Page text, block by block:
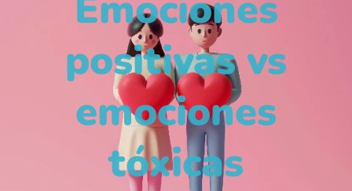
positivas vs
emociones
tóxicas